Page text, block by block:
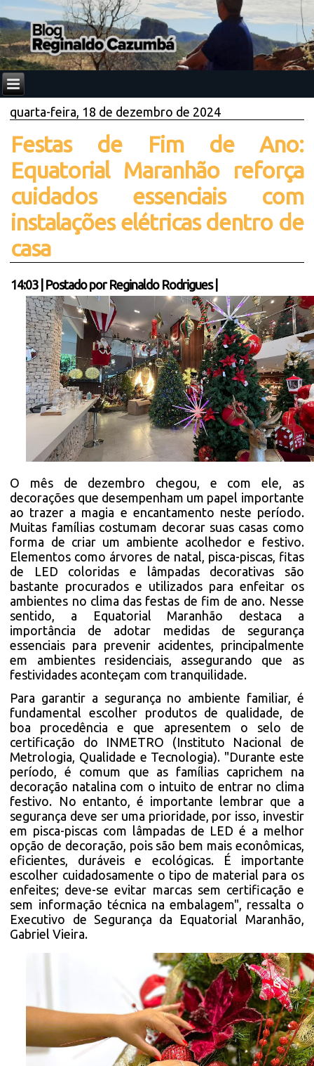
quarta-feira, 18 de dezembro de 2024
Festas de Fim de Ano:
Equatorial Maranhão reforça
cuidados essenciais com
instalações elétricas dentro de
casa
14:03| Postado por Reginaldo Rodrigues
O mês de dezembro chegou, e com ele, as
decorações que desempenham um papel importante
ao trazer a magia e encantamento neste período.
Muitas famílias costumam decorar suas casas como
forma de criar um ambiente acolhedor e festivo.
Elementos como árvores de natal, pisca-piscas, fitas
de LED coloridas e lâmpadas decorativas são
bastante procurados e utilizados para enfeitar os
ambientes no clima das festas de fim de ano. Nesse
sentido, a Equatorial Maranhão destaca a
importância de adotar medidas de segurança
essenciais para prevenir acidentes, principalmente
em ambientes residenciais, assegurando que as
festividades aconteçam com tranquilidade.
Para garantir a segurança no ambiente familiar, é
fundamental escolher produtos de qualidade, de
boa procedência e que apresentem o selo de
certificação do INMETRO (Instituto Nacional de
Metrologia, Qualidade e Tecnologia). "Durante este
período, é comum que as famílias caprichem na
decoração natalina com o intuito de entrar no clima
festivo. No entanto, é importante lembrar que a
segurança deve ser uma prioridade, por isso, investir
em pisca-piscas com lâmpadas de LED é a melhor
opção de decoração, pois são bem mais econômicas,
eficientes, duráveis e ecológicas. É importante
escolher cuidadosamente o tipo de material para os
enfeites; deve-se evitar marcas sem certificação e
sem informação técnica na embalagem", ressalta o
Executivo de Segurança da Equatorial Maranhão,
Gabriel Vieira.